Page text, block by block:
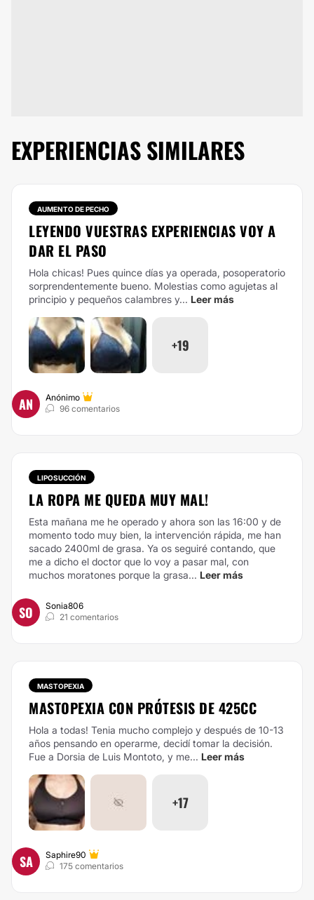
EXPERIENCIAS SIMILARES
AUMENTO DE PECHO
LEYENDO VUESTRAS EXPERIENCIAS VOY A
DAR EL PASO
Hola chicas! Pues quince días ya operada, posoperatorio
sorprendentemente bueno. Molestias como agujetas al
principio y pequeños calambres y... Leer más
+19
AN
Anónimo
96 comentarios
LIPOSUCCIÓN
LA ROPA ME QUEDA MUY MAL!
Esta mañana me he operado y ahora son las 16:00 y de
momento todo muy bien, la intervención rápida, me han
sacado 2400ml de grasa. Ya os seguiré contando, que
me a dicho el doctor que lo voy a pasar mal, con
muchos moratones porque la grasa... Leer más
SO
Sonia806
21 comentarios
MASTOPEXIA
MASTOPEXIA CON PRÓTESIS DE 425CC
Hola a todas! Tenia mucho complejo y después de 10-13
años pensando en operarme, decidí tomar la decisión.
Fue a Dorsia de Luis Montoto, y me... Leer más
+17
SA
Saphire90
175 comentarios